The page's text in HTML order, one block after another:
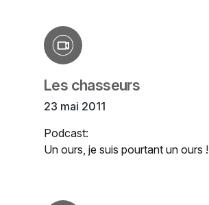
Les chasseurs
23 mai 2011
Podcast:
Un ours, je suis pourtant un ours !